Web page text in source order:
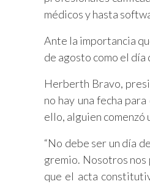
médicos y hasta
Ante la importancia
de agosto como el
Herberth Bravo,
no hay una fecha
ello, alguien comenzó
“No debe ser un día
gremio. Nosotros nos
que el acta